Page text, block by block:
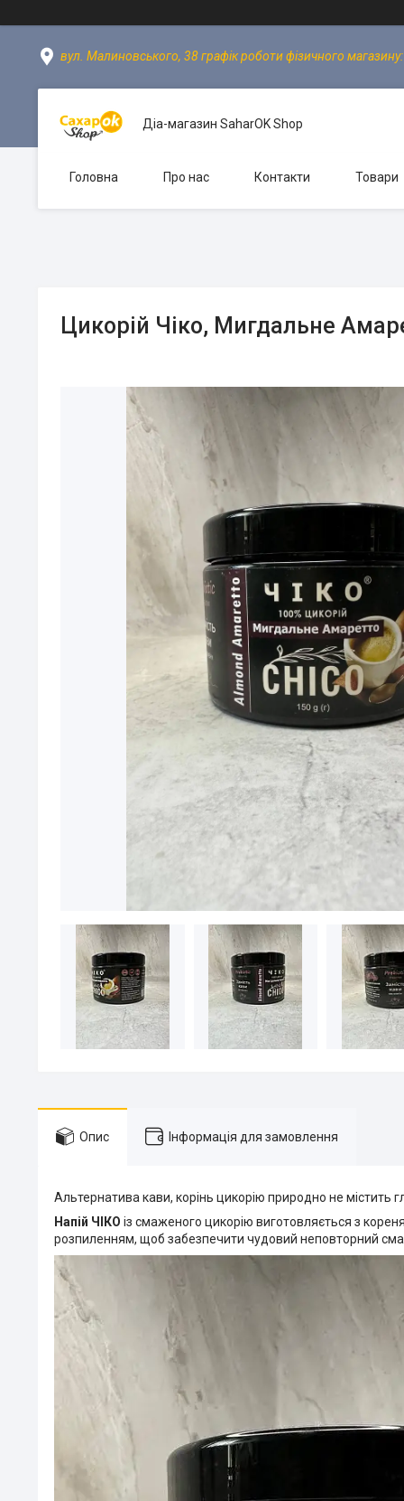
вул. Малиновського, 38 графік роботи фізичного
Діа-магазин SaharOK Shop
Головна Про нас Контакти Товари
Цикорій Чіко, Мигдальне
Опис Інформація для замовлення
Альтернатива кави, корінь цикорію природно не містить
Напій ЧІКО із смаженого цикорію виготовляється з
розпиленням, щоб забезпечити чудовий неповторний